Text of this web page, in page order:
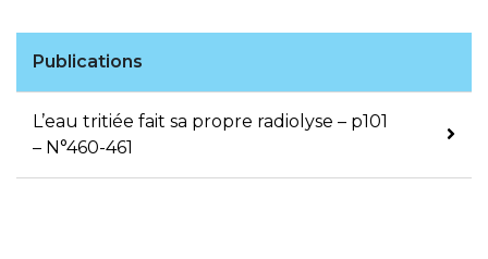
Publications
L’eau tritiée fait sa propre radiolyse – p101
– N°460-461